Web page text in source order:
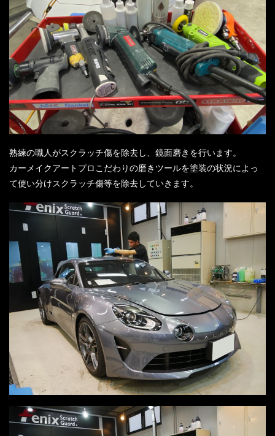
熟練の職人がスクラッチ傷を除去し、鏡面磨きを行います。
カーメイクアートプロこだわりの磨きツールを塗装の状況によっ
て使い分けスクラッチ傷等を除去していきます。